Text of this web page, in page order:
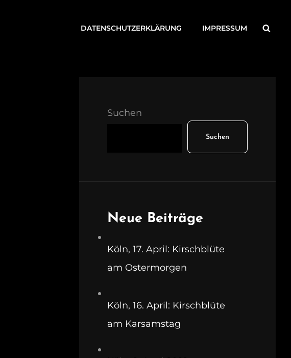
DATENSCHUTZERKLÄRUNG IMPRESSUM
Suchen
Suchen
Neue Beiträge
Köln, 17. April: Kirschblüte
am Ostermorgen
Köln, 16. April: Kirschblüte
am Karsamstag